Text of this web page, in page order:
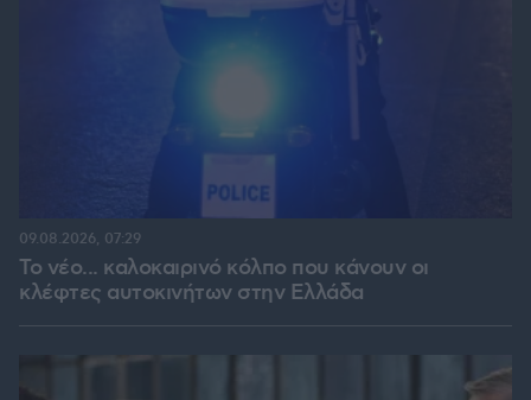
Το νέο... καλοκαιρινό κόλπο που κάνουν οι
κλέφτες αυτοκινήτων στην Ελλάδα
09.08.2026, 07:29